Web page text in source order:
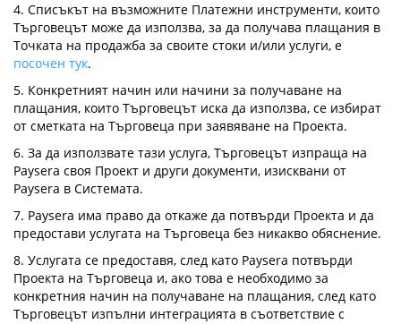
4. Списъкът на възможните Платежни инструменти, които
Търговецът може да използва, за да получава плащания в
Точката на продажба за своите стоки и/или услуги, е
посочен тук.
5. Конкретният начин или начини за получаване на
плащания, които Търговецът иска да използва, се избират
от сметката на Търговеца при заявяване на Проекта.
6. За да използвате тази услуга, Търговецът изпраща на
Paysera своя Проект и други документи, изисквани от
Paysera в Системата.
7. Paysera има право да откаже да потвърди Проекта и да
предостави услугата на Търговеца без никакво обяснение.
8. Услугата се предоставя, след като Paysera потвърди
Проекта на Търговеца и, ако това е необходимо за
конкретния начин на получаване на плащания, след като
Търговецът изпълни интеграцията в съответствие с